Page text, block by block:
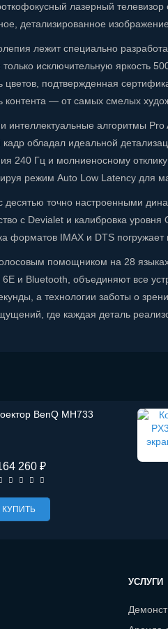
лазерный
детализированное
лежит специально
только исключительную яркость
цветов, подтвержденная
контента — от самых смелых
интеллектуальные алгоритмы
обладал идеальной
240 Гц и молниеносному
режим Auto Low Latency для
десятью точно настроенными
с Devialet и калибровка
форматов IMAX и DTS
помощником на 28
и Bluetooth, объединяют все
а технологии заботы о
где каждая деталь
BenQ MH733
260 ₽
КУПИТЬ
УСЛУГИ